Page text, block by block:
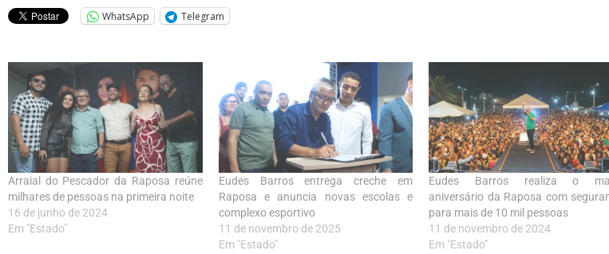
WhatsApp Telegram
Arraial do Pescador da Raposa reúne
milhares de pessoas na primeira noite
16 de junho de 2024
Em "Estado"
Eudes Barros entrega creche em
Raposa e anuncia novas escolas e
complexo esportivo
11 de novembro de 2025
Em "Estado"
Eudes Barros realiza o
aniversário da Raposa com
para mais de 10 mil pessoas
11 de novembro de 2024
Em "Estado"